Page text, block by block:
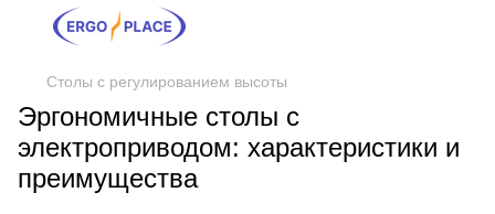
Столы с регулированием высоты
Эргономичные столы с
электроприводом: характеристики и
преимущества